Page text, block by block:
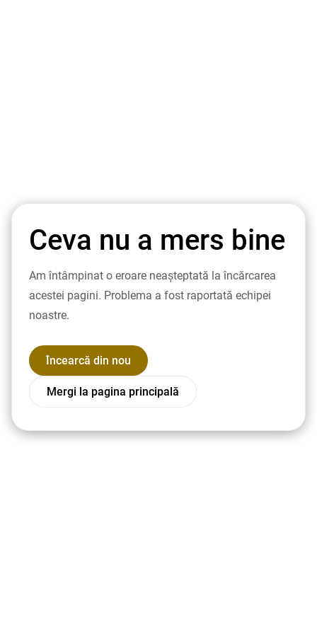
Ceva nu a mers bine
Am întâmpinat o eroare neașteptată la încărcarea
acestei pagini. Problema a fost raportată echipei
noastre.
Încearcă din nou
Mergi la pagina principală